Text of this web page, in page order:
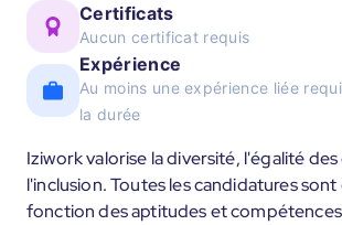
Certificats
Aucun certificat requis
Expérience
Au moins une expérience liée
la durée
Iziwork valorise la diversité, l'égalité
l'inclusion. Toutes les candidatures
fonction des aptitudes et